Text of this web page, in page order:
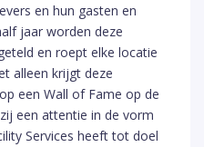
en hun gasten en
jaar worden deze
en roept elke locatie
alleen krijgt deze
een Wall of Fame op de
een attentie in de vorm
Services heeft tot doel